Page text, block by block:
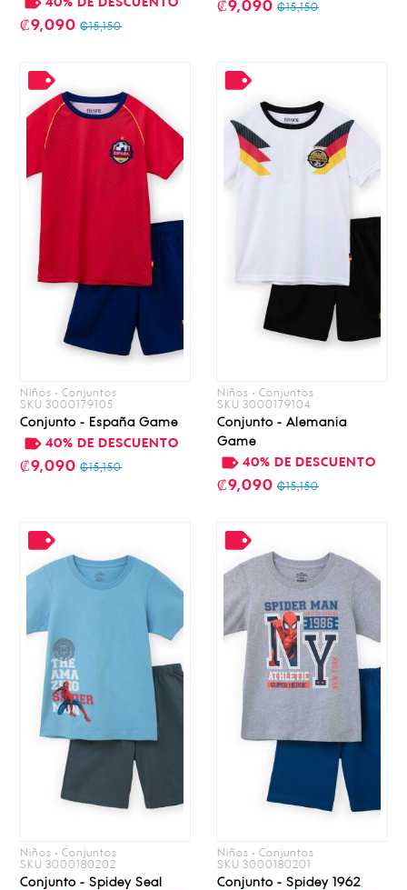
₡9,090 ₡15,150
₡9,090 ₡15,150
Niños • Conjuntos
SKU 3000179105
Conjunto - España Game
40% DE DESCUENTO
₡9,090 ₡15,150
Niños • Conjuntos
SKU 3000179104
Conjunto - Alemania
Game
40% DE DESCUENTO
₡9,090 ₡15,150
Niños • Conjuntos
SKU 3000180202
Conjunto - Spidey Seal
Niños • Conjuntos
SKU 3000180201
Conjunto - Spidey 1962